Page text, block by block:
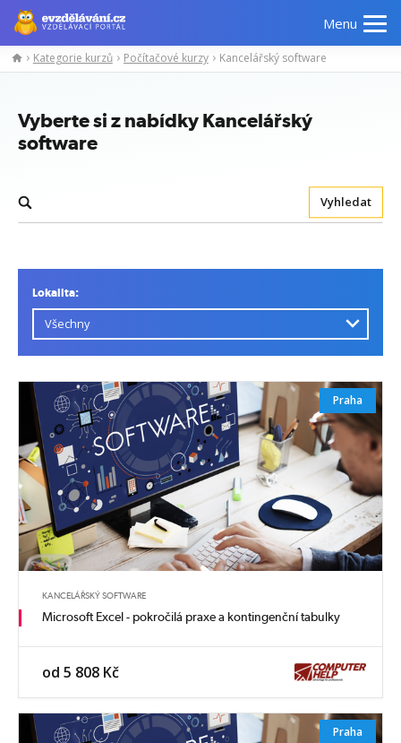
Menu
Kategorie kurzů Počítačové kurzy Kancelářský software
Vyberte si z nabídky Kancelářský
software
Vyhledat
Lokalita:
Praha
KANCELÁŘSKÝ SOFTWARE
Microsoft Excel - pokročilá praxe a kontingenční tabulky
od 5 808 Kč
Praha